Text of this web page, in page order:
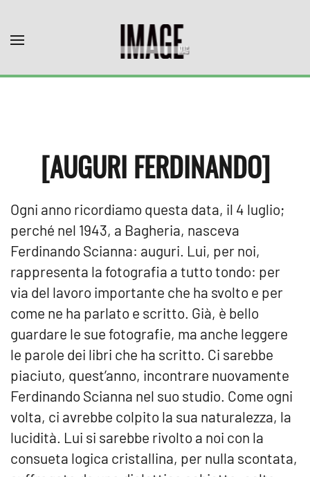
Skip to main content
[AUGURI FERDINANDO]
Ogni anno ricordiamo questa data, il 4 luglio;
perché nel 1943, a Bagheria, nasceva
Ferdinando Scianna: auguri. Lui, per noi,
rappresenta la fotografia a tutto tondo: per
via del lavoro importante che ha svolto e per
come ne ha parlato e scritto. Già, è bello
guardare le sue fotografie, ma anche leggere
le parole dei libri che ha scritto. Ci sarebbe
piaciuto, quest’anno, incontrare nuovamente
Ferdinando Scianna nel suo studio. Come ogni
volta, ci avrebbe colpito la sua naturalezza, la
lucidità. Lui si sarebbe rivolto a noi con la
consueta logica cristallina, per nulla scontata,